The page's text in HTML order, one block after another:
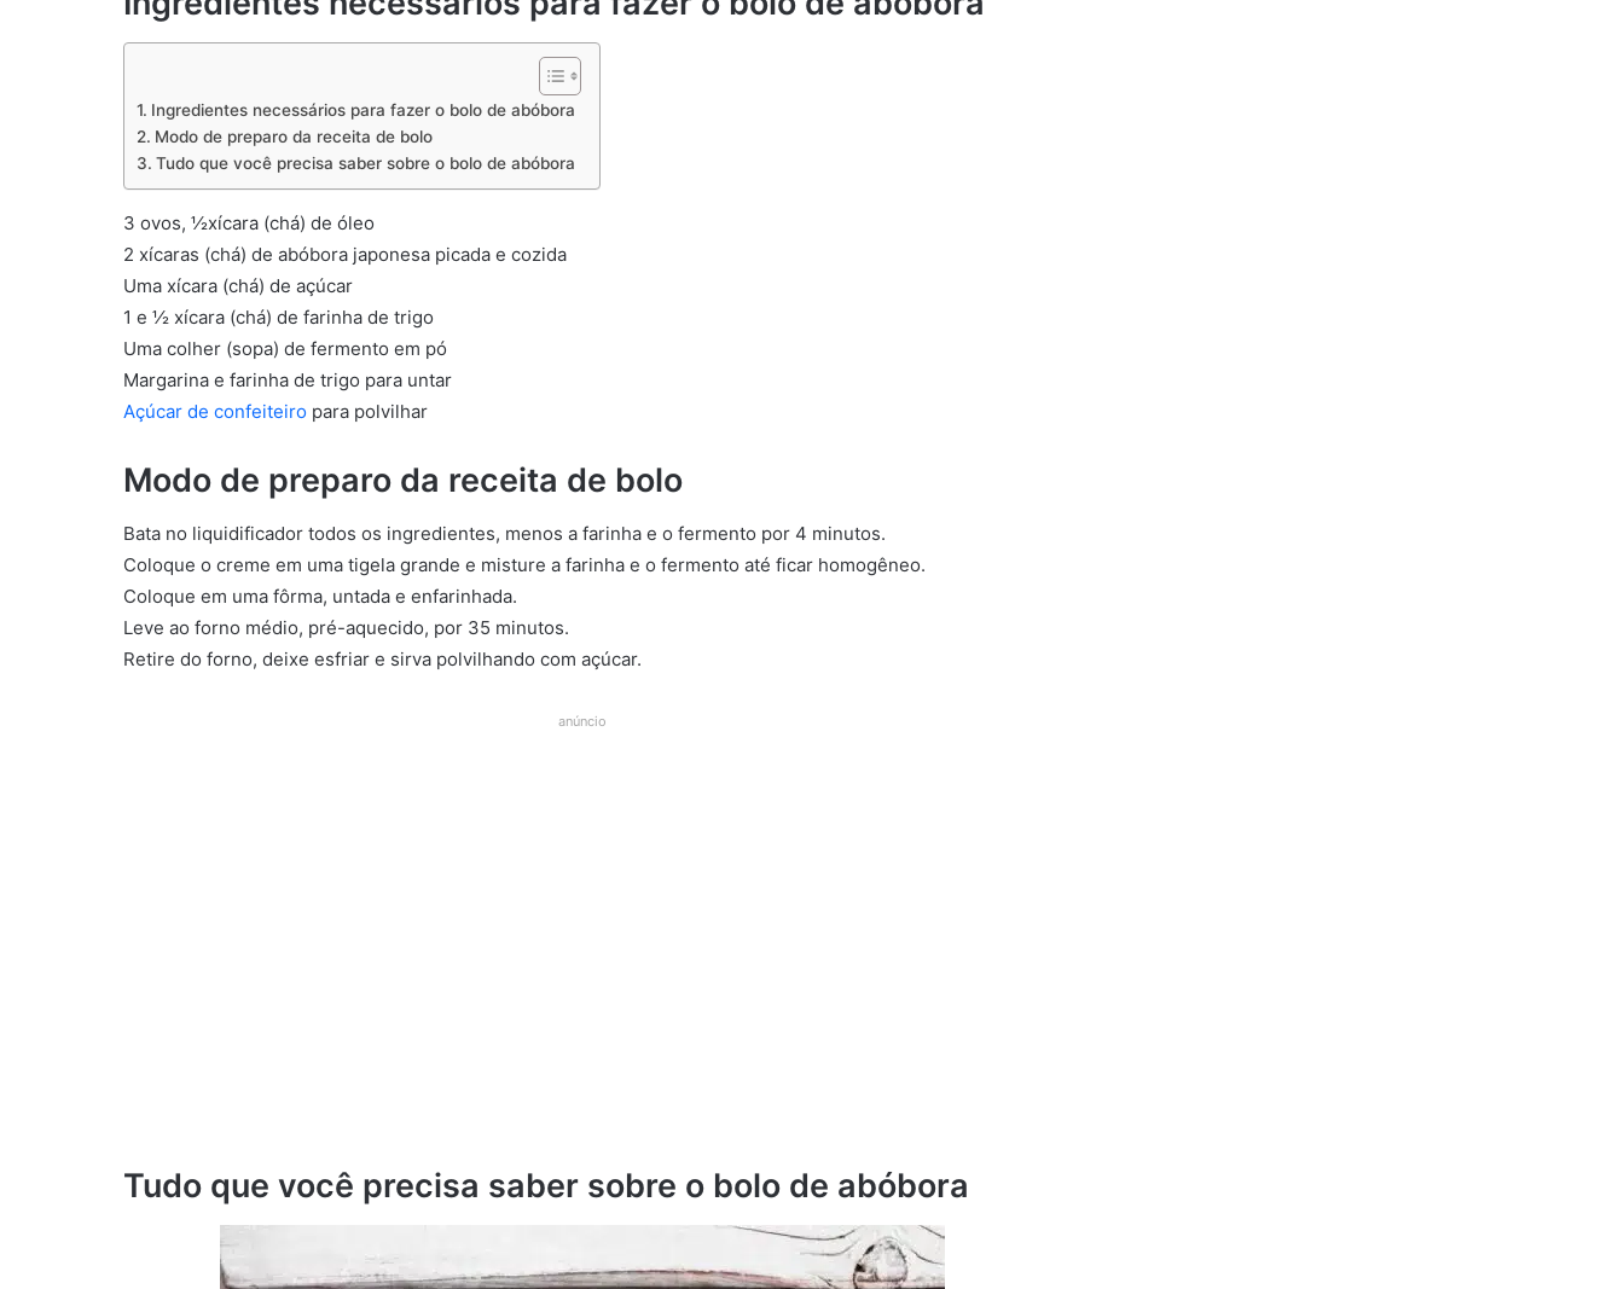
Ingredientes necessários para fazer o bolo de abóbora
Modo de preparo da receita de bolo
Tudo que você precisa saber sobre o bolo de abóbora
3 ovos, ½xícara (chá) de óleo
2 xícaras (chá) de abóbora japonesa picada e cozida
Uma xícara (chá) de açúcar
1 e ½ xícara (chá) de farinha de trigo
Uma colher (sopa) de fermento em pó
Margarina e farinha de trigo para untar
Açúcar de confeiteiro para polvilhar
Modo de preparo da receita de bolo
Bata no liquidificador todos os ingredientes, menos a farinha e o fermento por 4 minutos.
Coloque o creme em uma tigela grande e misture a farinha e o fermento até ficar homogêneo.
Coloque em uma fôrma, untada e enfarinhada.
Leve ao forno médio, pré-aquecido, por 35 minutos.
Retire do forno, deixe esfriar e sirva polvilhando com açúcar.
anúncio
Tudo que você precisa saber sobre o bolo de abóbora